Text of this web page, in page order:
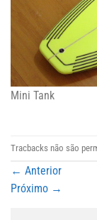
Mini Tank
Tracbacks não são
← Anterior
Próximo →